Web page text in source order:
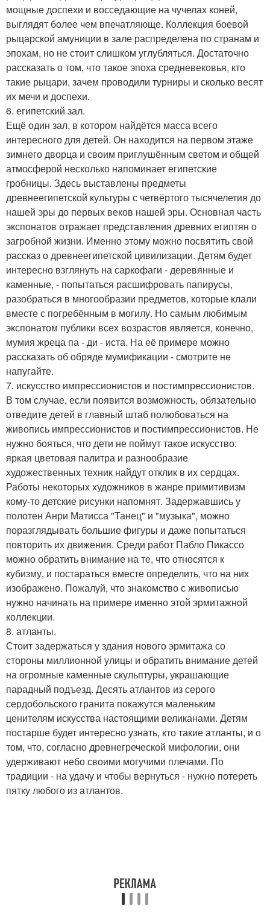
мощные доспехи и восседающие на чучелах коней,
выглядят более чем впечатляюще. Коллекция боевой
рыцарской амуниции в зале распределена по странам и
эпохам, но не стоит слишком углубляться. Достаточно
рассказать о том, что такое эпоха средневековья, кто
такие рыцари, зачем проводили турниры и сколько весят
их мечи и доспехи.
6. египетский зал.
Ещё один зал, в котором найдётся масса всего
интересного для детей. Он находится на первом этаже
зимнего дворца и своим приглушённым светом и общей
атмосферой несколько напоминает египетские
гробницы. Здесь выставлены предметы
древнеегипетской культуры с четвёртого тысячелетия до
нашей эры до первых веков нашей эры. Основная часть
экспонатов отражает представления древних египтян о
загробной жизни. Именно этому можно посвятить свой
рассказ о древнеегипетской цивилизации. Детям будет
интересно взглянуть на саркофаги - деревянные и
каменные, - попытаться расшифровать папирусы,
разобраться в многообразии предметов, которые клали
вместе с погребённым в могилу. Но самым любимым
экспонатом публики всех возрастов является, конечно,
мумия жреца па - ди - иста. На её примере можно
рассказать об обряде мумификации - смотрите не
напугайте.
7. искусство импрессионистов и постимпрессионистов.
В том случае, если появится возможность, обязательно
отведите детей в главный штаб полюбоваться на
живопись импрессионистов и постимпрессионистов. Не
нужно бояться, что дети не поймут такое искусство:
яркая цветовая палитра и разнообразие
художественных техник найдут отклик в их сердцах.
Работы некоторых художников в жанре примитивизм
кому-то детские рисунки напомнят. Задержавшись у
полотен Анри Матисса "Танец" и "музыка", можно
поразглядывать большие фигуры и даже попытаться
повторить их движения. Среди работ Пабло Пикассо
можно обратить внимание на те, что относятся к
кубизму, и постараться вместе определить, что на них
изображено. Пожалуй, что знакомство с живописью
нужно начинать на примере именно этой эрмитажной
коллекции.
8. атланты.
Стоит задержаться у здания нового эрмитажа со
стороны миллионной улицы и обратить внимание детей
на огромные каменные скульптуры, украшающие
парадный подъезд. Десять атлантов из серого
сердобольского гранита покажутся маленьким
ценителям искусства настоящими великанами. Детям
постарше будет интересно узнать, кто такие атланты, и о
том, что, согласно древнегреческой мифологии, они
удерживают небо своими могучими плечами. По
традиции - на удачу и чтобы вернуться - нужно потереть
пятку любого из атлантов.